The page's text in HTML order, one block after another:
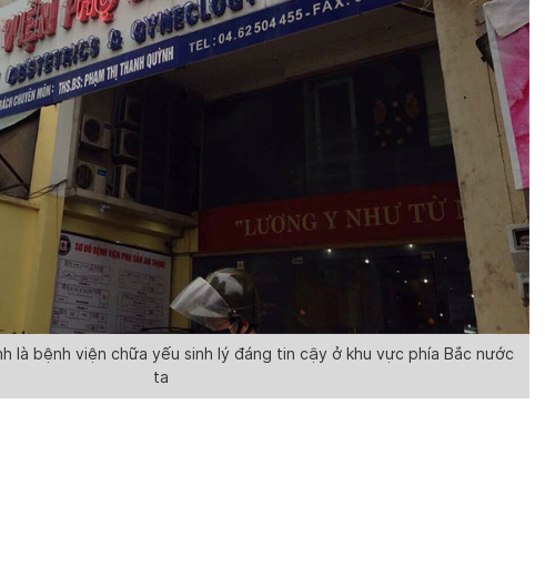
là bệnh viện chữa yếu sinh lý đáng tin cậy ở khu vực phía Bắc nước
ta